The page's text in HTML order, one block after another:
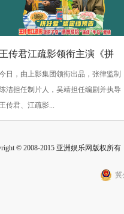
王传君江疏影领衔主演《拼
》定档3月14日
日，由上影集团领衔出品，张律监制
陈洁担任制片人，吴靖担任编剧并执导
王传君、江疏影...
© 2008-2015 亚洲娱乐网版权所
冀